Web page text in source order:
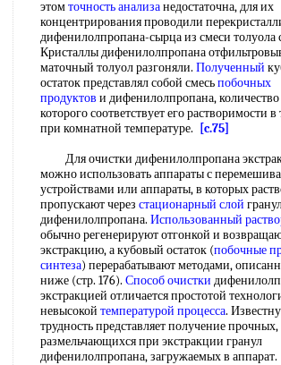
этомточность анализанедостаточна, для их
концентрирования проводили
дифенилолпропана-сырца из смеси толуола
Кристаллы дифенилолпропана
маточный толуол разгоняли. Полученный
остаток представлял собой смесьпобочных
продуктов и дифенилолпропана, количество
которого соответствует его растворимости в
при комнатной температуре.
[c.75]
Для очистки дифенилолпропана
можно использовать аппараты с
устройствами или аппараты, в которых
пропускают через стационарный слой
дифенилолпропана. Использованный
обычно регенерируют отгонкой и
экстракцию, а кубовый остаток (побочные
синтеза) перерабатывают методами,
ниже (стр. 176). Способ очистки
экстракцией отличается простотой
невысокой температурой процесса.
трудность представляет получение прочных,
размельчающихся при экстракции гранул
дифенилолпропана, загружаемых в аппарат.